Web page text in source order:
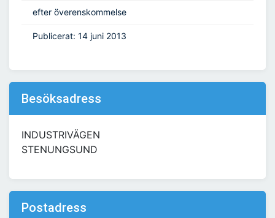
efter överenskommelse
Publicerat: 14 juni 2013
Besöksadress
INDUSTRIVÄGEN
STENUNGSUND
Postadress